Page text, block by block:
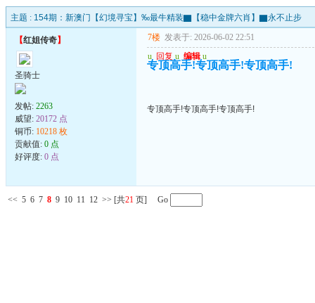
主题 : 154期：新澳门【幻境寻宝】‰最牛精装▇【稳中金牌六肖】▇永不止步
【红姐传奇】
圣骑士
发帖: 2263
威望: 20172 点
铜币: 10218 枚
贡献值: 0 点
好评度: 0 点
7楼 发表于: 2026-06-02 22:51
u 回复 u 编辑 u
专顶高手!专顶高手!专顶高手!
专顶高手!专顶高手!专顶高手!
<< 5 6 7 8 9 10 11 12 >> [共21 页] Go